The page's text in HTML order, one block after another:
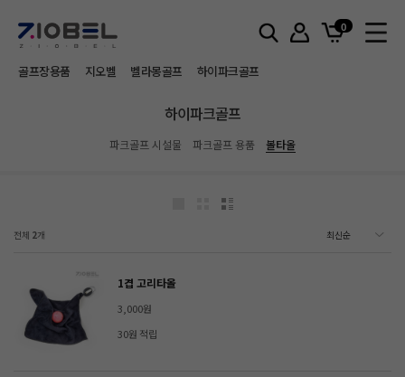
0
골프장용품 지오벨 벨라몽골프 하이파크골프
하이파크골프
파크골프 시설물 파크골프 용품 볼타올
전체 2개
1겹 고리타올
3,000원
30원 적립